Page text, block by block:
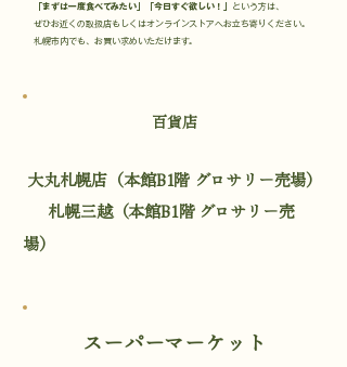
「まずは一度食べてみたい」「今日すぐ欲しい！」
という方は、
ぜひお近くの取扱店もしくはオンラインストアへお立ち寄りください。
札幌市内でも、お買い求めいただけます。
百貨店
大丸札幌店（本館B1階 グロサリー売場）
札幌三越（本館B1階 グロサリー売
場）
スーパーマーケット​